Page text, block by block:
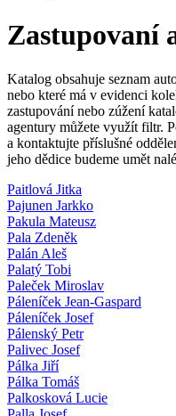
Zastupovaní
Katalog obsahuje seznam
nebo které má v evidenci
zastupování nebo zúžení
agentury můžete využít filtr.
a kontaktujte příslušné
jeho dědice budeme umět
Paitlová Jitka
Pajunen Jarkko
Pakula Mateusz
Pala Zdeněk
Palán Aleš
Palatý Tobi
Paleček Miroslav
Páleníček Jean-Gaspard
Páleníček Josef
Pálenský Petr
Palivec Josef
Pálka Jiří
Pálka Tomáš
Palkosková Lucie